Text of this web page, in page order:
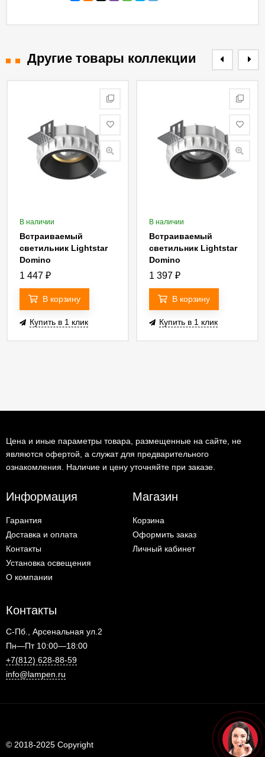
Другие товары коллекции
В наличии
Встраиваемый
светильник Lightstar
Domino
(214610+214607+214003)
1 447 ₽
В корзину
Купить в 1 клик
В наличии
Встраиваемый
светильник Lightstar
Domino
(214610+214607+214007)
1 397 ₽
В корзину
Купить в 1 клик
Цена и иные параметры товара, размещенные на сайте, не
являются офертой, а служат для предварительного
ознакомления. Наличие и цену уточняйте при заказе.
Информация
Гарантия
Доставка и оплата
Контакты
Установка освещения
О компании
Магазин
Корзина
Оформить заказ
Личный кабинет
Контакты
С-Пб., Арсенальная ул.2
Пн—Пт 10:00—18:00
+7(812) 628-88-59
info@lampen.ru
© 2018-2025 Copyright